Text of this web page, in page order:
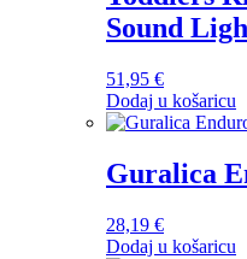
Sound
51,95 €
Dodaj u košaricu
Guralica
28,19 €
Dodaj u košaricu